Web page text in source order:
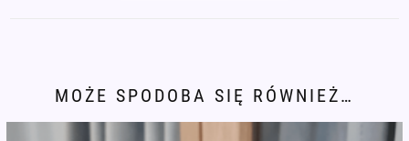
MOŻE SPODOBA SIĘ RÓWNIEŻ…